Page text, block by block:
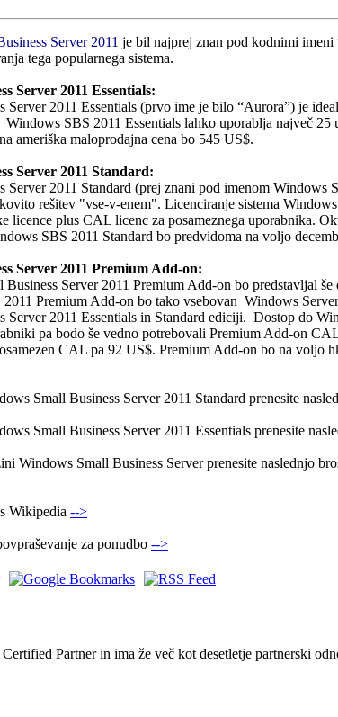
Server 2011 je bil najprej znan pod kodnimi
tega popularnega sistema.
Server 2011 Essentials:
Server 2011 Essentials (prvo ime je bilo “Aurora”) je
Windows SBS 2011 Essentials lahko uporablja največ
ameriška maloprodajna cena bo 545 US$.
Server 2011 Standard:
Server 2011 Standard (prej znani pod imenom
rešitev "vse-v-enem". Licenciranje sistema
licence plus CAL licenc za posameznega uporabnika.
SBS 2011 Standard bo predvidoma na voljo
Server 2011 Premium Add-on:
Server 2011 Premium Add-on bo predstavljal
Premium Add-on bo tako vsebovan Windows
Server 2011 Essentials in Standard ediciji. Dostop do
pa bodo še vedno potrebovali Premium Add-on
CAL pa 92 US$. Premium Add-on bo na voljo
Small Business Server 2011 Standard prenesite
Small Business Server 2011 Essentials prenesite
Windows Small Business Server prenesite naslednjo
Wikipedia -->
za ponudbo -->
Partner in ima že več kot desetletje partnerski